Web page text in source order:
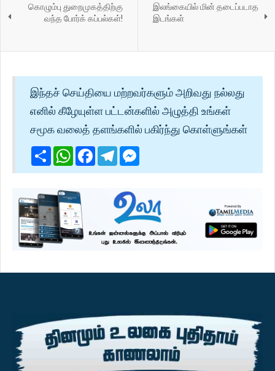
கொழும்பு துறைமுகத்திற்கு
வந்த போர்க் கப்பல்கள்!
இலங்கையில் மின் தடைப்படாத
இடங்கள்
இந்தச் செய்தியை மற்றவர்களும் அறிவது நல்லது
எனில் கீழேயுள்ள பட்டன்களில் அழுத்தி உங்கள்
சமூக வலைத் தளங்களில் பகிர்ந்து கொள்ளுங்கள்
ShareWhatsApp
Facebook
Telegram